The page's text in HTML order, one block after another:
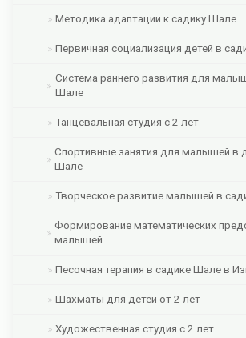
Методика адаптации к садику Шале
Первичная социализация детей в
Система раннего развития для
Шале
Танцевальная студия с 2 лет
Спортивные занятия для малышей в
Шале
Творческое развитие малышей в
Формирование математических
малышей
Песочная терапия в садике Шале в
Шахматы для детей от 2 лет
Художественная студия с 2 лет